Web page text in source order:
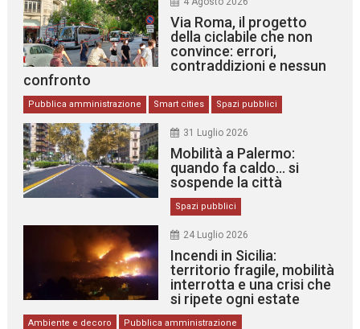
Via Roma, il progetto
della ciclabile che non
convince: errori,
contraddizioni e nessun
confronto
Pubblica amministrazione Smart cities Spazi pubblici
31 Luglio 2026
Mobilità a Palermo:
quando fa caldo… si
sospende la città
Spazi pubblici
24 Luglio 2026
Incendi in Sicilia:
territorio fragile, mobilità
interrotta e una crisi che
si ripete ogni estate
Ambiente e decoro Pubblica amministrazione